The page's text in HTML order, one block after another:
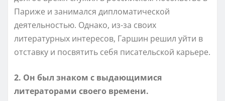
Париже и занимался дипломатической
деятельностью. Однако, из-за своих
литературных интересов, Гаршин решил уйти в
отставку и посвятить себя писательской карьере.
2. Он был знаком с выдающимися
литераторами своего времени.